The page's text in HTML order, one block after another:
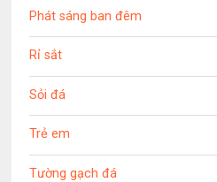
Phát sáng ban đêm
Rỉ sắt
Sỏi đá
Trẻ em
Tường gạch đá